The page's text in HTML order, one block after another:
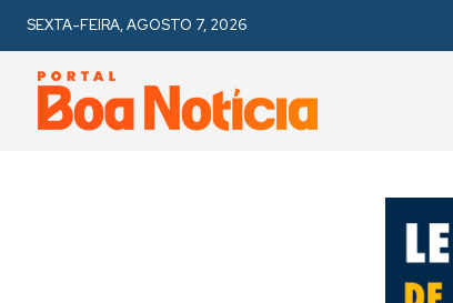
SEXTA-FEIRA, AGOSTO 7, 2026